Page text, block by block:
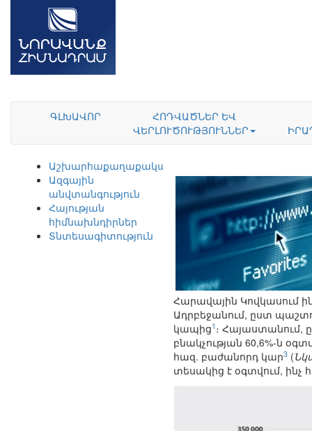
ԳԼԽԱՎՈՐ
ՀՈԴՎԱԾՆԵՐ ԵՎ
ՎԵՐԼՈՒԾՈՒԹՅՈՒՆՆԵՐ
Աշխարհաքաղաքականություն
Ազգային
անվտանգություն
Հայության
հիմնախնդիրներ
Տնտեսագիտություն
Հարավային Կովկասում
Ադրբեջանում, ըստ
կապից1 ։ Հայաստանում,
բնակչության 60,6%-ն
հազ. բաժանորդ կար3 (
տեսակից է օգտվում,